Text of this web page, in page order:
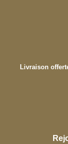
Livraison